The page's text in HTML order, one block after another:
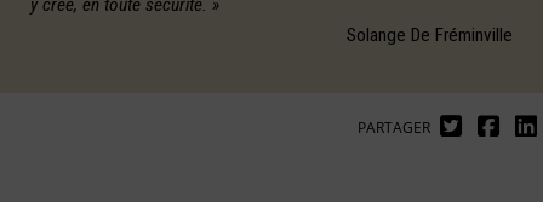
y crée, en toute sécurité. »
Solange De Fréminville
PARTAGER